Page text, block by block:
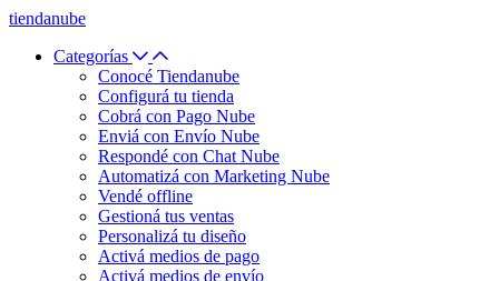
tiendanube
Categorías
Conocé Tiendanube
Configurá tu tienda
Cobrá con Pago Nube
Enviá con Envío Nube
Respondé con Chat Nube
Automatizá con Marketing Nube
Vendé offline
Gestioná tus ventas
Personalizá tu diseño
Activá medios de pago
Activá medios de envío